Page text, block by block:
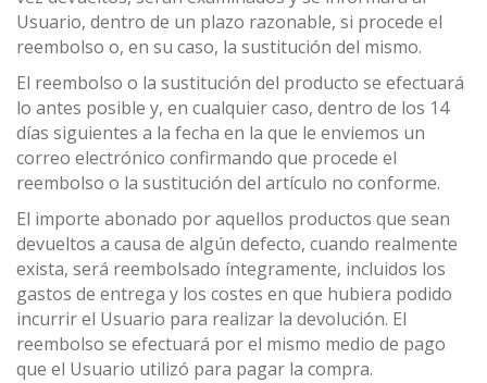
Usuario, dentro de un plazo razonable, si procede el
reembolso o, en su caso, la sustitución del mismo.
El reembolso o la sustitución del producto se efectuará
lo antes posible y, en cualquier caso, dentro de los 14
días siguientes a la fecha en la que le enviemos un
correo electrónico confirmando que procede el
reembolso o la sustitución del artículo no conforme.
El importe abonado por aquellos productos que sean
devueltos a causa de algún defecto, cuando realmente
exista, será reembolsado íntegramente, incluidos los
gastos de entrega y los costes en que hubiera podido
incurrir el Usuario para realizar la devolución. El
reembolso se efectuará por el mismo medio de pago
que el Usuario utilizó para pagar la compra.